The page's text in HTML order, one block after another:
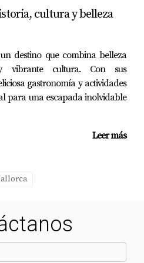
encontrado soluciones
el espacio en casas
multifuncionales y un
miembros de la familia.
Sin embargo, en
entre $30,000 y
más accesibles en
cultura y belleza
destino que combina belleza
vibrante cultura. Con sus
gastronomía y actividades
para una escapada inolvidable
Leer más